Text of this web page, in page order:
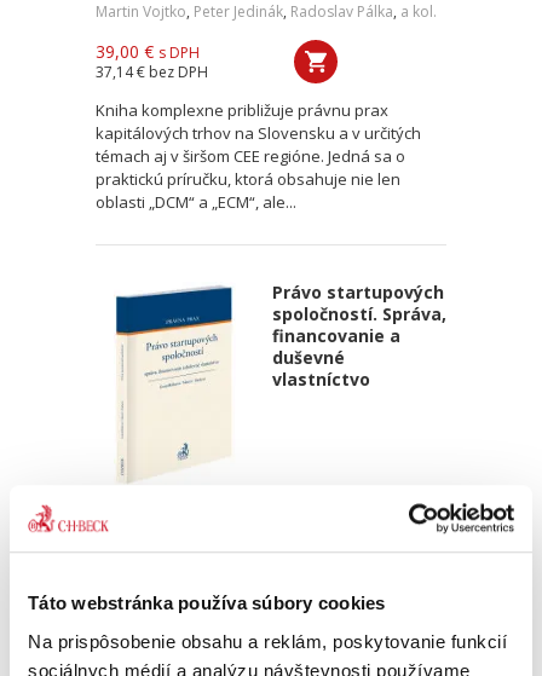
Táto webstránka používa súbory cookies
Na prispôsobenie obsahu a reklám, poskytovanie funkcií
sociálnych médií a analýzu návštevnosti používame
Martin Vojtko, Peter Jedinák, Radoslav Pálka, a kol.
39,00 € s DPH
37,14 € bez DPH
Kniha komplexne približuje právnu prax
kapitálových trhov na Slovensku a v určitých
témach aj v širšom CEE regióne. Jedná sa o
praktickú príručku, ktorá obsahuje nie len
oblasti „DCM“ a „ECM“, ale...
Právo startupových
spoločností. Správa,
financovanie a
duševné
vlastníctvo
Stanislav Barkoci
49,00 € s DPH
Jedinečná publikácia podáva zrozumiteľným
jazykom odborne spracovanú tematiku právnej
úpravy startupových spoločností so zameraním